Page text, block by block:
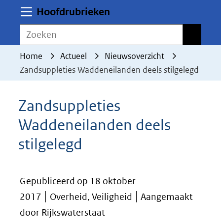
worden
toegestaan
geweigerd.
Hoofdrubrieken
Zoeken
Home Actueel
Nieuwsoverzicht
Zandsuppleties Waddeneilanden deels stilgelegd
Zandsuppleties
Waddeneilanden deels
stilgelegd
Gepubliceerd op 18 oktober
2017
Overheid, Veiligheid
Aangemaakt
door Rijkswaterstaat